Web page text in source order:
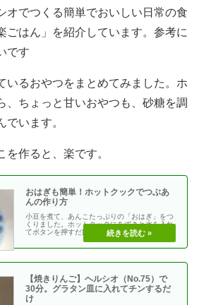
オでつくる簡単でおいしい日常の食
ごはん」を紹介しています。参考に
です
いるおやつをまとめてみました。ホ
、ちょっと甘いおやつも、砂糖を調
でいます。
を作ると、楽です。
おはぎも簡単！ホットクックでつぶあ
んの作り方
小豆を煮て、あんこたっぷりの「おはぎ」をつ
くりました。ホットクックにあずきと水を入れ
てボタンを押すだけ。ほったらかしでできま
す。ビックリする・・
【焼きりんご】ヘルシオ（No.75）で
30分。グラタン皿に入れてチンするだ
け